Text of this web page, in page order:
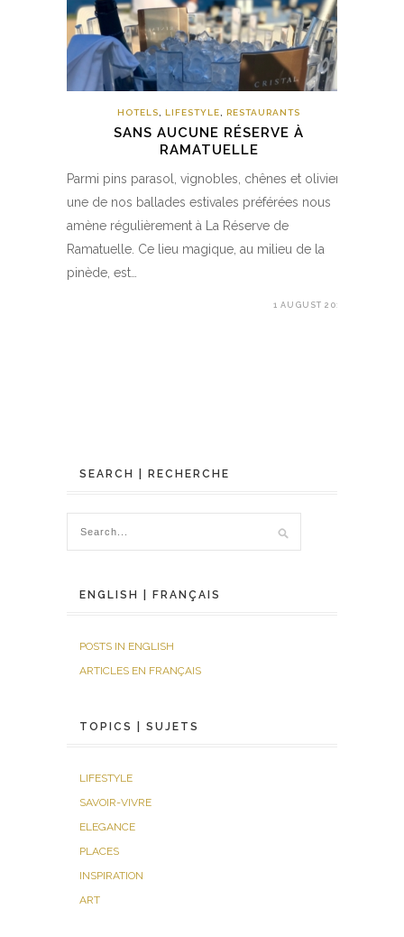
HOTELS LIFESTYLE RESTAURANTS
SANS AUCUNE RÉSERVE À
RAMATUELLE
Parmi pins parasol, vignobles, chênes et oliviers,
une de nos ballades estivales préférées nous
amène régulièrement à La Réserve de
Ramatuelle. Ce lieu magique, au milieu de la
pinède, est…
1 AUGUST 2017
SEARCH | RECHERCHE
ENGLISH | FRANÇAIS
POSTS IN ENGLISH
ARTICLES EN FRANÇAIS
TOPICS | SUJETS
LIFESTYLE
SAVOIR-VIVRE
ELEGANCE
PLACES
INSPIRATION
ART